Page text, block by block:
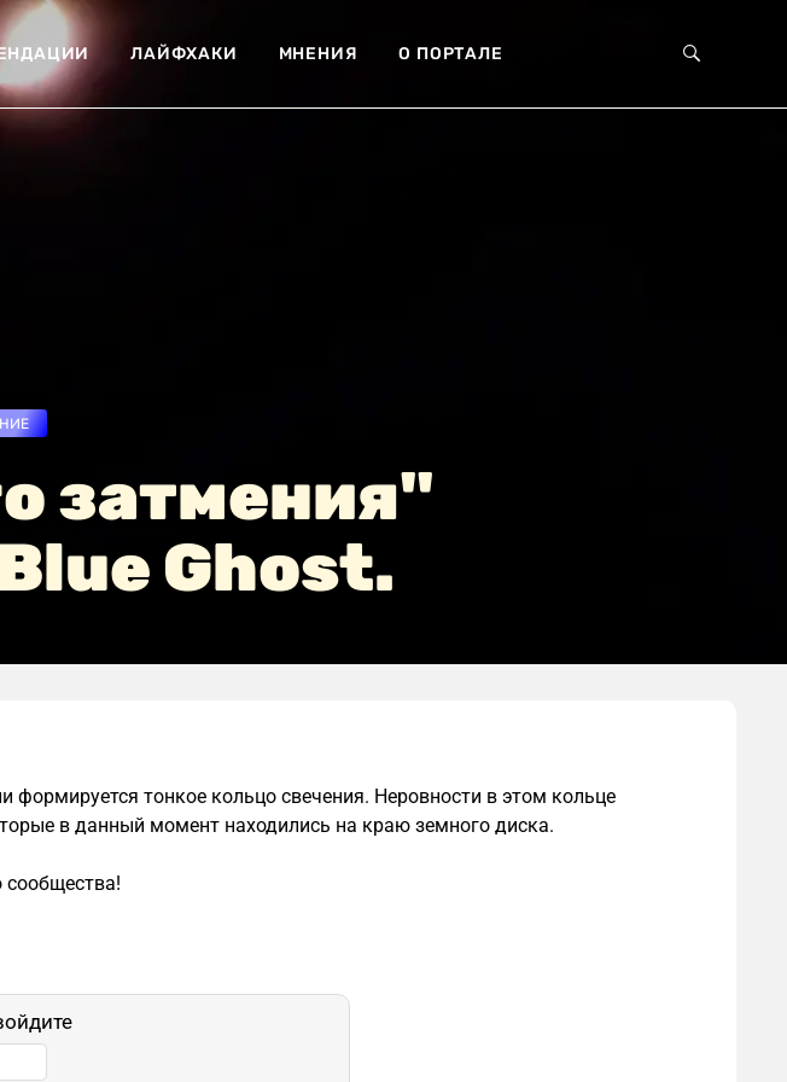
ЛАЙФХАКИ МНЕНИЯ О ПОРТАЛЕ
затмения"
Ghost.
тонкое кольцо свечения. Неровности в этом кольце
в данный момент находились на краю земного диска.
сообщества!